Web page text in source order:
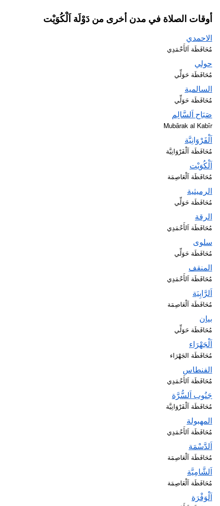
أوقات الصلاة في مدن أخرى من دَوْلَة اَلْكُوَيْت
الاحمدي
مُحَافَظَة اَلأَحْمَدِي
حولي
مُحَافَظَة حَوَلِّي
السالمية
مُحَافَظَة حَوَلِّي
صَبَاح اَلسَّالِم
Mubārak al Kabīr
اَلْفَرْوَانِيَّة
مُحَافَظَة اَلْفَرْوَانِيَّة
اَلْكُوَيْت
مُحَافَظَة اَلْعَاصِمَة
الرميثية
مُحَافَظَة حَوَلِّي
الرقة
مُحَافَظَة اَلأَحْمَدِي
سلوى
مُحَافَظَة حَوَلِّي
المنقف
مُحَافَظَة اَلأَحْمَدِي
اَلرَّابِيَة
مُحَافَظَة اَلْعَاصِمَة
بيان
مُحَافَظَة حَوَلِّي
اَلْجَهْرَاء
مُحَافَظَة الجَهْرَاء
الفنطاس
مُحَافَظَة اَلأَحْمَدِي
جَنُوب اَلسُّرَّة
مُحَافَظَة اَلْفَرْوَانِيَّة
المهبولة
مُحَافَظَة اَلأَحْمَدِي
اَلدَّسْمَة
مُحَافَظَة اَلْعَاصِمَة
اَلشَّامِيَّة
مُحَافَظَة اَلْعَاصِمَة
اَلْوَفْرَة